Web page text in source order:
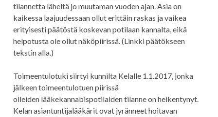
tilannetta läheltä jo muutaman vuoden ajan. Asia on
kaikessa laajuudessaan ollut erittäin raskas ja vaikea
erityisesti päätöstä koskevan potilaan kannalta, eikä
helpotusta ole ollut näköpiirissä. (Linkki päätökseen
tekstin alla.)
Toimeentulotuki siirtyi kunnilta Kelalle 1.1.2017, jonka
jälkeen toimeentulotuen piirissä
olleiden lääkekannabispotilaiden tilanne on heikentynyt.
Kelan asiantuntijalääkärit ovat jyränneet hoitavan